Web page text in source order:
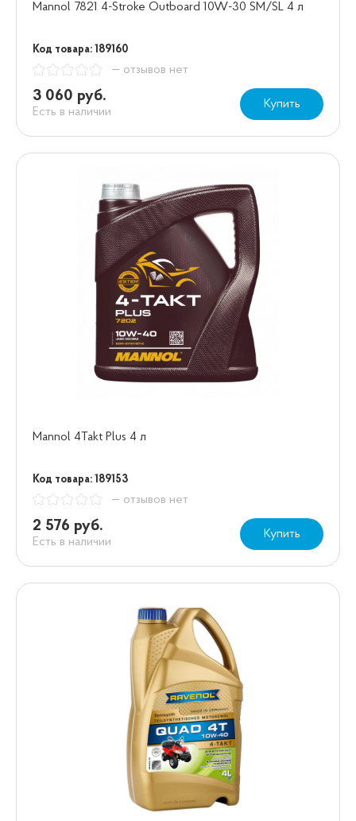
Mannol 7821 4-Stroke Outboard 10W-30 SM/SL 4 л
Код товара: 189160
— отзывов нет
3 060 руб.
Есть в наличии
Купить
Mannol 4Takt Plus 4 л
Код товара: 189153
— отзывов нет
2 576 руб.
Есть в наличии
Купить